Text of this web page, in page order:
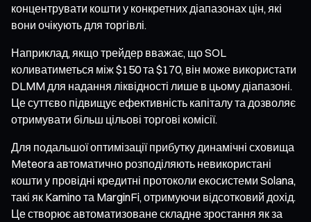
концентрувати кошти у конкретних діапазонах цін, які
вони очікують для торгівлі.
Наприклад, якщо трейдер вважає, що SOL
коливатиметься між $150 та $170, він може використати
DLMM для надання ліквідності лише в цьому діапазоні.
Це суттєво підвищує ефективність капіталу та дозволяє
отримувати більш цільові торгові комісії.
Для подальшої оптимізації прибутку динамічні сховища
Meteora автоматично розподіляють невикористані
кошти у провідні кредитні протоколи екосистеми Solana,
такі як Kamino та MarginFi, отримуючи відсотковий дохід.
Це створює автоматизоване складне зростання як за